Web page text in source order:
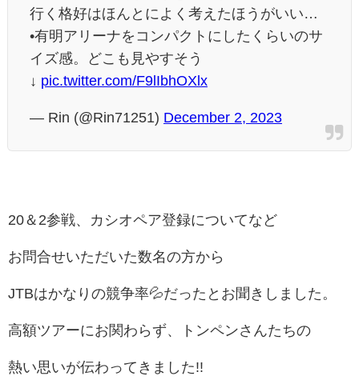
行く格好はほんとによく考えたほうがいい…
•有明アリーナをコンパクトにしたくらいのサ
イズ感。どこも見やすそう
↓ pic.twitter.com/F9lIbhOXlx
— Rin (@Rin71251) December 2, 2023
20＆2参戦、カシオペア登録についてなど
お問合せいただいた数名の方から
JTBはかなりの競争率💦だったとお聞きしました。
高額ツアーにお関わらず、トンペンさんたちの
熱い思いが伝わってきました!!